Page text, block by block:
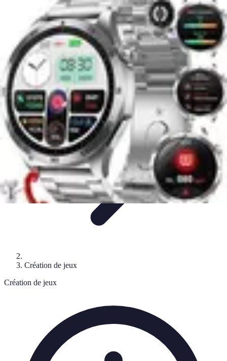
Jeux de sociétéAstuces et conseils Création de JeuxJeux de
Création de jeux
Règles et Jeux
Création de jeux
Création de jeux